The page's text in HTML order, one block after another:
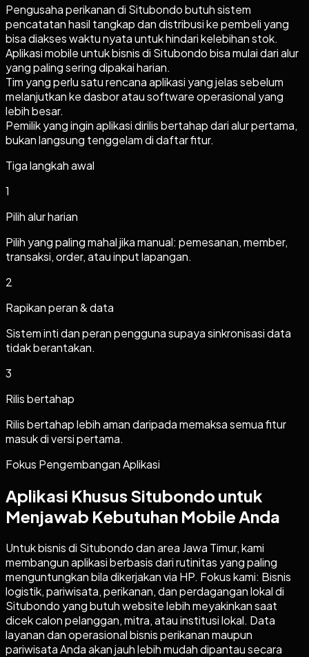
Pengusaha perikanan di Situbondo butuh sistem
pencatatan hasil tangkap dan distribusi ke pembeli yang
bisa diakses waktu nyata untuk hindari kelebihan stok.
Aplikasi mobile untuk bisnis di Situbondo bisa mulai dari alur
yang paling sering dipakai harian.
Tim yang perlu satu rencana aplikasi yang jelas sebelum
melanjutkan ke dasbor atau software operasional yang
lebih besar.
Pemilik yang ingin aplikasi dirilis bertahap dari alur pertama,
bukan langsung tenggelam di daftar fitur.
Tiga langkah awal
1
Pilih alur harian
Pilih yang paling mahal jika manual: pemesanan, member,
transaksi, order, atau input lapangan.
2
Rapikan peran & data
Sistem inti dan peran pengguna supaya sinkronisasi data
tidak berantakan.
3
Rilis bertahap
Rilis bertahap lebih aman daripada memaksa semua fitur
masuk di versi pertama.
Fokus Pengembangan Aplikasi
Aplikasi Khusus Situbondo untuk
Menjawab Kebutuhan Mobile Anda
Untuk bisnis di Situbondo dan area Jawa Timur, kami
membangun aplikasi berbasis dari rutinitas yang paling
menguntungkan bila dikerjakan via HP. Fokus kami: Bisnis
logistik, pariwisata, perikanan, dan perdagangan lokal di
Situbondo yang butuh website lebih meyakinkan saat
dicek calon pelanggan, mitra, atau institusi lokal. Data
layanan dan operasional bisnis perikanan maupun
pariwisata Anda akan jauh lebih mudah dipantau secara